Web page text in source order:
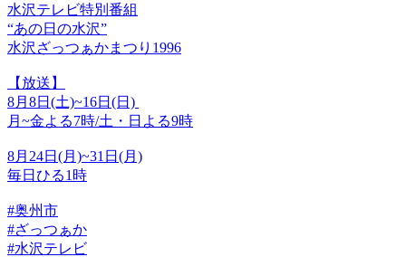
水沢テレビ特別番組
“あの日の水沢”
水沢ざっつぁかまつり1996
【放送】
8月8日(土)~16日(日)
月~金よる7時/土・日よる9時
8月24日(月)~31日(月)
毎日ひる1時
#奥州市
#ざっつぁか
#水沢テレビ